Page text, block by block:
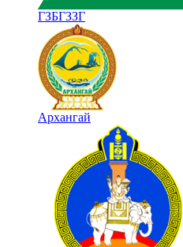
ГЗБГЗЗГ
Архангай